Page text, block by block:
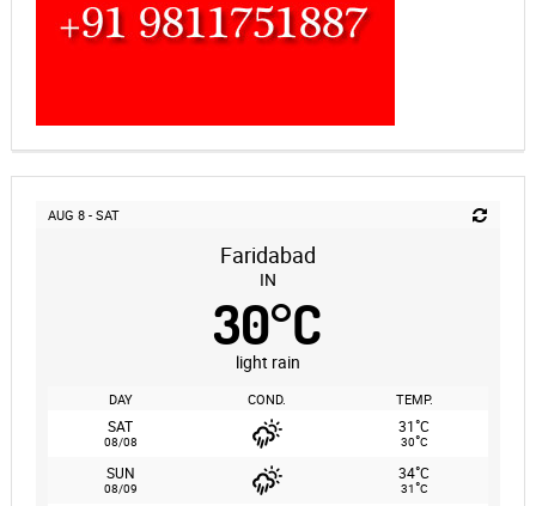
AUG 8 - SAT
Faridabad
IN
30°C
light rain
DAY COND. TEMP.
SAT
08/08
31°C
30°C
SUN
08/09
34°C
31°C